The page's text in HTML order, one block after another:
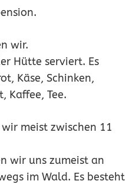
wir.
Hütte serviert. Es
Käse, Schinken,
Kaffee, Tee.
meist zwischen 11
wir uns zumeist an
im Wald. Es besteht